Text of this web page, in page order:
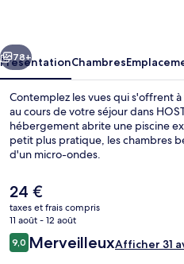
Suivant
78+
PrésentationChambres
Contemplez les vues qui s'offrent
au cours de votre séjour dans
hébergement abrite une piscine
petit plus pratique, les chambres
d'un micro-ondes.
Le
prix
actuel
est
de
24 €
taxes et frais compris
11 août - 12 août
Avis
voyageurs
9,09,0 sur 10
MerveilleuxAfficher 31